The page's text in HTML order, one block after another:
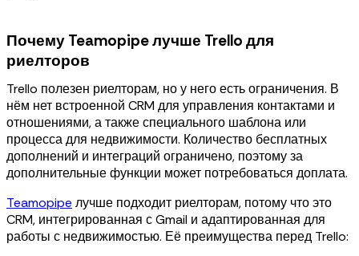
Почему Teamopipe лучше Trello для
риелторов
Trello полезен риелторам, но у него есть ограничения. В
нём нет встроенной CRM для управления контактами и
отношениями, а также специального шаблона или
процесса для недвижимости. Количество бесплатных
дополнений и интеграций ограничено, поэтому за
дополнительные функции может потребоваться доплата.
Teamopipe лучше подходит риелторам, потому что это
CRM, интегрированная с Gmail и адаптированная для
работы с недвижимостью. Её преимущества перед Trello: